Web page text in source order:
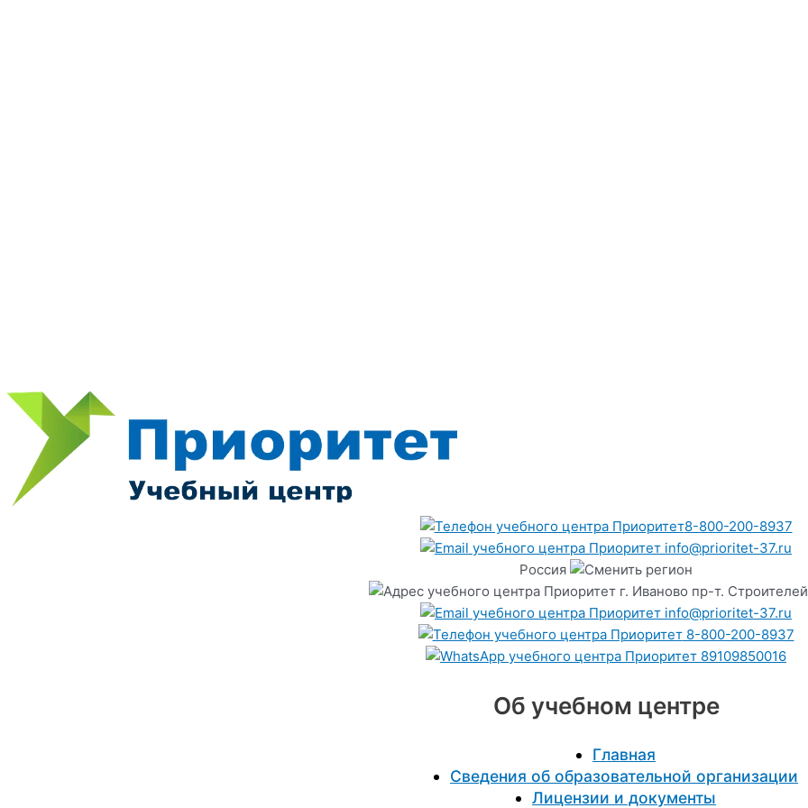
8-800-200-8937
info@prioritet-37.ru
Россия
г. Иваново пр-т.
info@prioritet-37.ru
8-800-200-8937
89109850016
Об учебном центре
Главная
Сведения об образовательной организации
Лицензии и документы